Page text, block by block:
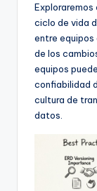
d
ciclo de vida
entre equipos
de los
equipos
confiabilidad
cultura de
datos.